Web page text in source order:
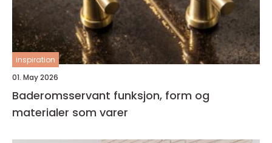
inspiration
01. May 2026
Baderomsservant funksjon, form og
materialer som varer